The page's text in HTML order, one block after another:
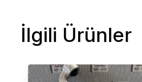
İlgili Ürünler